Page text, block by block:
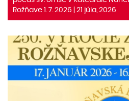
Rožňave 1. 7. 2026 | 21 júla, 2026